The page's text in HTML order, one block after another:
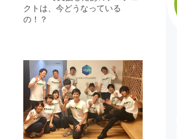
クトは、今どうなっている
の！？